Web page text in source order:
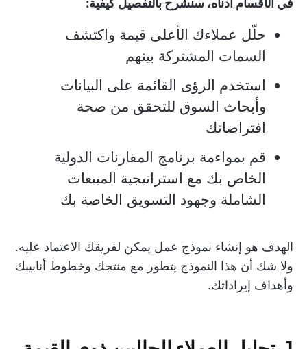
في الأقسام أدناه، سنشرح بالتفصيل كيفية:
حلّل عملاءك الأعلى قيمة واكتشف
السمات المشتركة بينهم
استخدم الرؤى القائمة على البيانات
وأبحاث السوق للتحقق من صحة
افتراضاتك
قم بمواءمة برنامج المقارنات الدولية
الخاص بك مع استراتيجية المبيعات
الشاملة وجهود التسويق الخاصة بك
الهدف هو إنشاء نموذج عمل يمكن لفريقك الاعتماد عليه.
ولا شك أن هذا النموذج يتطور مع منتجك وخطوط أنابيبك
وأهداف إيراداتك.